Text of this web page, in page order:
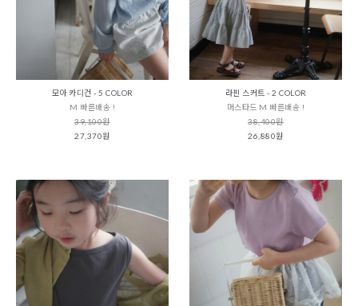
모아 카디건 - 5 COLOR
M 빠른배송 !
39,100원
27,370원
라핀 스커트 - 2 COLOR
머스타드 M 빠른배송 !
38,400원
26,880원